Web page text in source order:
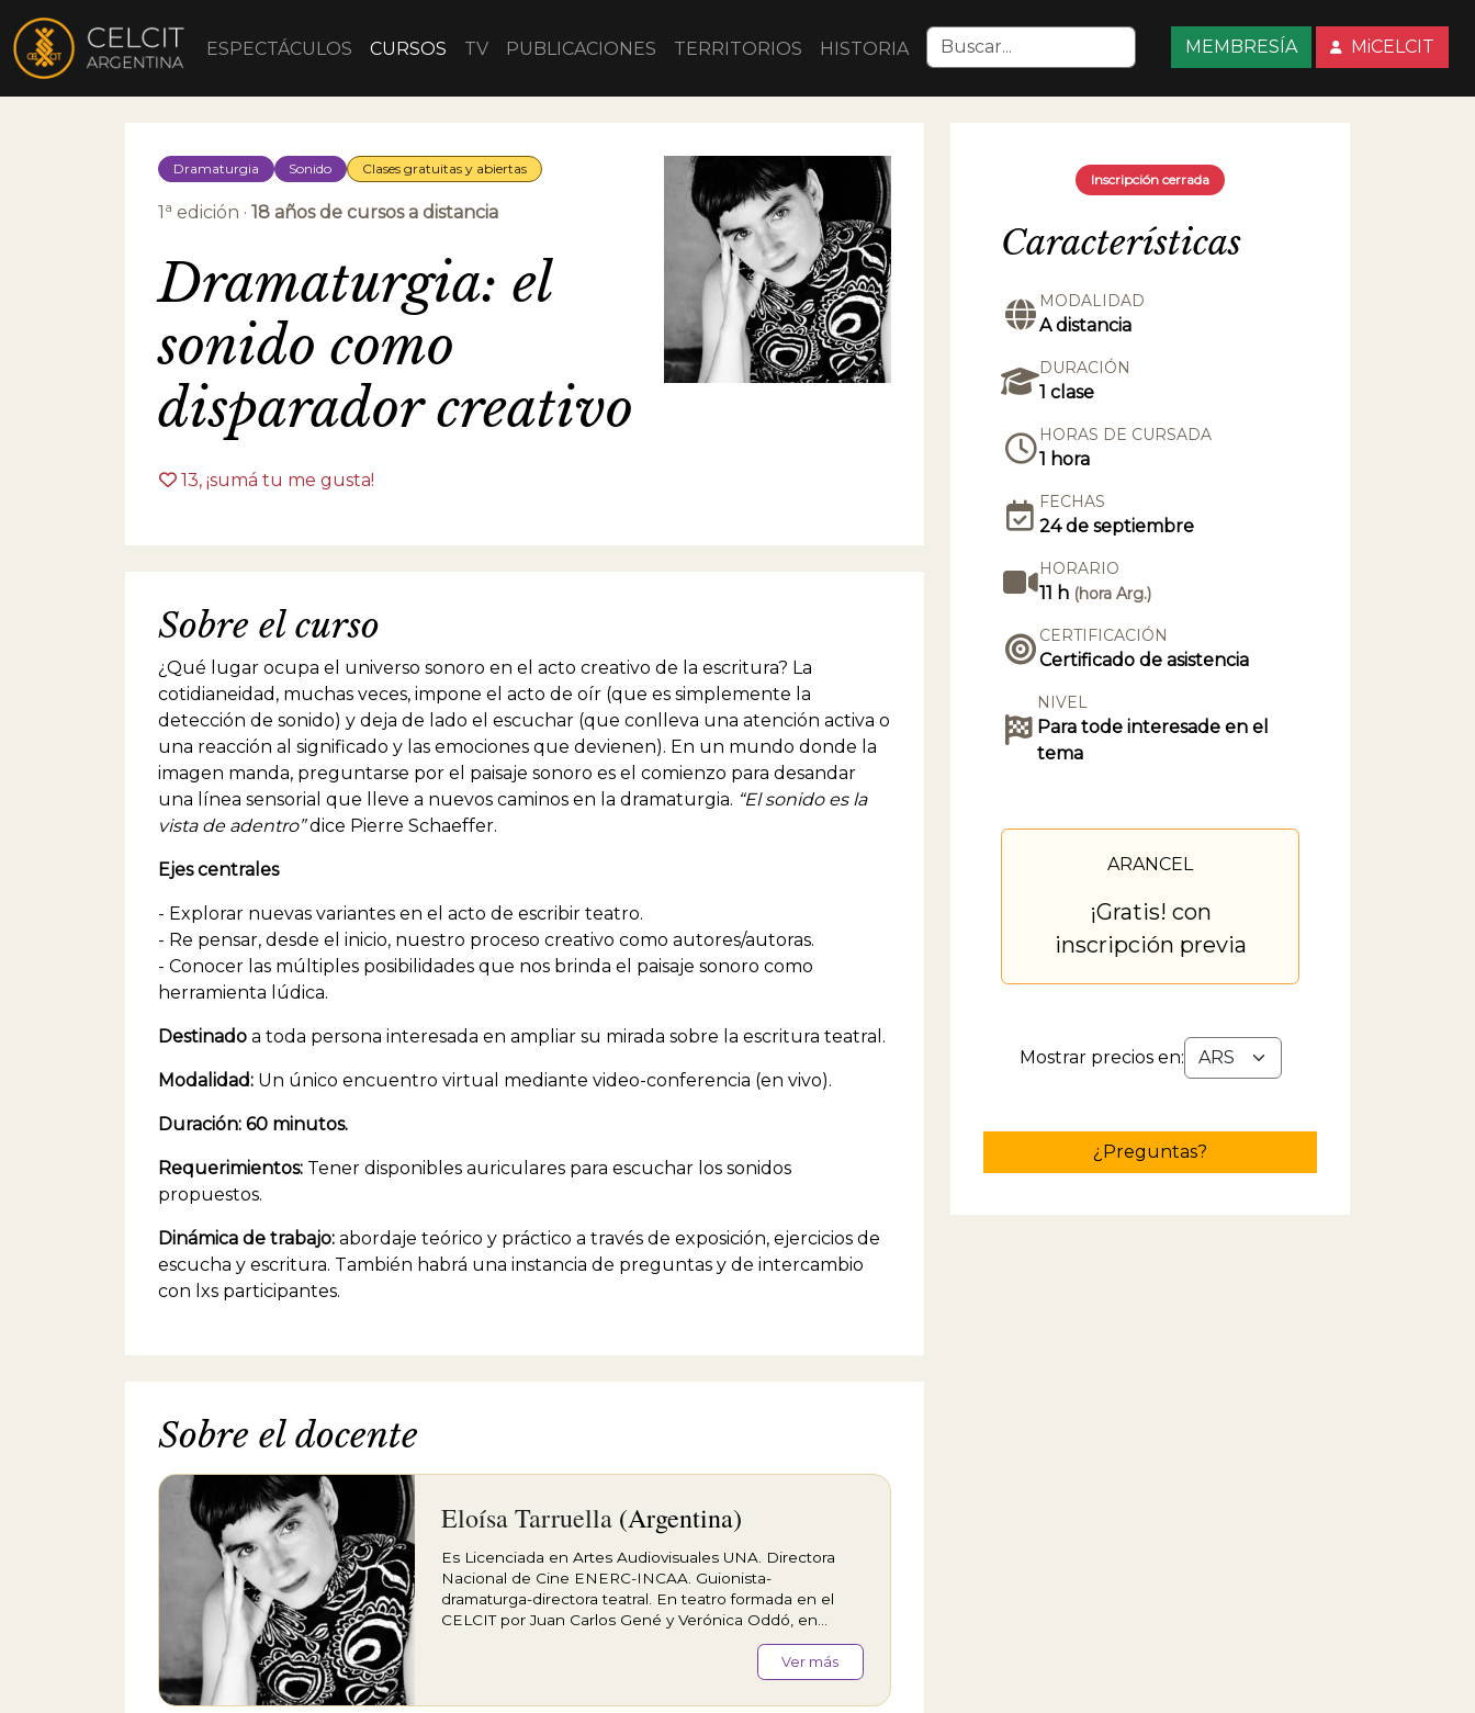
MEMBRESÍA MiCELCIT
ESPECTÁCULOS CURSOS TV PUBLICACIONES TERRITORIOS HISTORIA
Dramaturgia Sonido Clases gratuitas y abiertas
1 a edición · 18 años de cursos a distancia
Dramaturgia: el
sonido como
disparador creativo
13, ¡sumá tu me gusta!
Inscripción cerrada
Características
MODALIDAD
A distancia
DURACIÓN
1 clase
HORAS DE CURSADA
1 hora
FECHAS
24 de septiembre
HORARIO
11 h (hora Arg.)
CERTIFICACIÓN
Certificado de asistencia
NIVEL
Para tode interesade en el
tema
ARANCEL
¡Gratis! con
inscripción previa
Mostrar precios en:
¿Preguntas?
Sobre el curso
¿Qué lugar ocupa el universo sonoro en el acto creativo de la escritura? La
cotidianeidad, muchas veces, impone el acto de oír (que es simplemente la
detección de sonido) y deja de lado el escuchar (que conlleva una atención activa o
una reacción al significado y las emociones que devienen). En un mundo donde la
imagen manda, preguntarse por el paisaje sonoro es el comienzo para desandar
una línea sensorial que lleve a nuevos caminos en la dramaturgia. “El sonido es la
vista de adentro”dice Pierre Schaeffer.
Ejes centrales
- Explorar nuevas variantes en el acto de escribir teatro.
- Re pensar, desde el inicio, nuestro proceso creativo como autores/autoras.
- Conocer las múltiples posibilidades que nos brinda el paisaje sonoro como
herramienta lúdica.
Destinado a toda persona interesada en ampliar su mirada sobre la escritura teatral.
Modalidad: Un único encuentro virtual mediante video-conferencia (en vivo).
Duración: 60 minutos.
Requerimientos: Tener disponibles auriculares para escuchar los sonidos
propuestos.
Dinámica de trabajo: abordaje teórico y práctico a través de exposición, ejercicios de
escucha y escritura. También habrá una instancia de preguntas y de intercambio
con lxs participantes.
Sobre el docente
Eloísa Tarruella (Argentina)
Es Licenciada en Artes Audiovisuales UNA. Directora
Nacional de Cine ENERC-INCAA. Guionista-
dramaturga-directora teatral. En teatro formada en el
CELCIT por Juan Carlos Gené y Verónica Oddó, en
teatro Anfitrión por Berta Goldenberg. Ha escrito más
de una decena de obras teatrales en las cuales se
destacan: “Como el clavel del aire”, “Anais”, (ambas
piezas incluidas en su libro “La mujer en escena”
Ver más